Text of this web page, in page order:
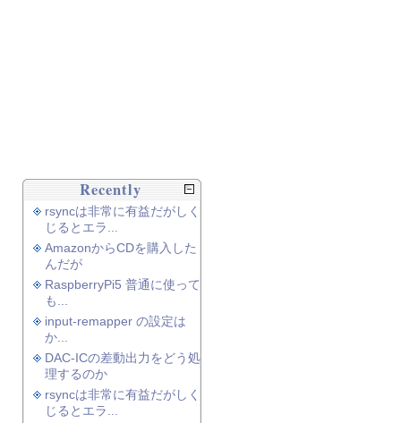
Recently
rsyncは非常に有益だがしく
じるとエラ...
AmazonからCDを購入した
んだが
RaspberryPi5 普通に使って
も...
input-remapper の設定は
か...
DAC-ICの差動出力をどう処
理するのか
rsyncは非常に有益だがしく
じるとエラ...